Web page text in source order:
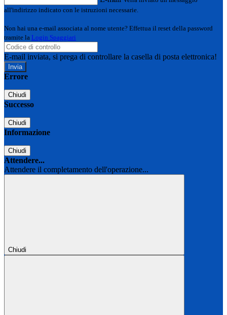
all'indirizzo indicato con le istruzioni necessarie.
Non hai una e-mail associata al nome utente? Effettua il reset della password
tramite la Login Spaggiari
E-mail inviata, si prega di controllare la casella di posta elettronica!
Errore
Chiudi
Successo
Chiudi
Informazione
Chiudi
Attendere...
Attendere il completamento dell'operazione...
Chiudi